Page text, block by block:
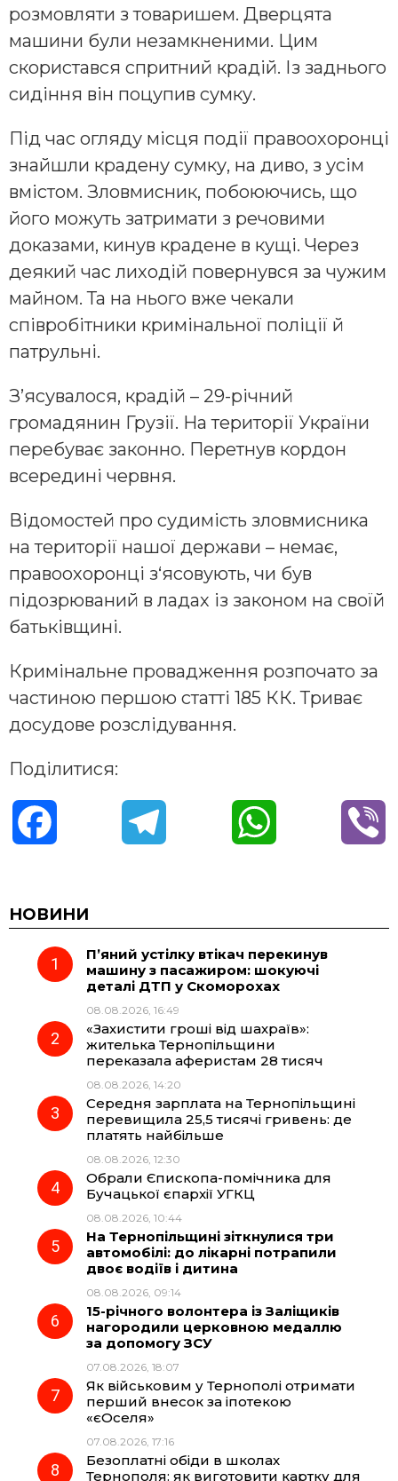
розмовляти з товаришем. Дверцята
машини були незамкненими. Цим
скористався спритний крадій. Із заднього
сидіння він поцупив сумку.
Під час огляду місця події правоохоронці
знайшли крадену сумку, на диво, з усім
вмістом. Зловмисник, побоюючись, що
його можуть затримати з речовими
доказами, кинув крадене в кущі. Через
деякий час лиходій повернувся за чужим
майном. Та на нього вже чекали
співробітники кримінальної поліції й
патрульні.
З’ясувалося, крадій – 29-річний
громадянин Грузії. На території України
перебуває законно. Перетнув кордон
всередині червня.
Відомостей про судимість зловмисника
на території нашої держави – немає,
правоохоронці з‘ясовують, чи був
підозрюваний в ладах із законом на своїй
батьківщині.
Кримінальне провадження розпочато за
частиною першою статті 185 КК. Триває
досудове розслідування.
Поділитися:
c
e
o
k
e
g
r
a
m
t
НОВИНИ
П’яний устілку втікач перекинув
машину з пасажиром: шокуючі
деталі ДТП у Скоморохах
08.08.2026, 16:49
«Захистити гроші від шахраїв»:
жителька Тернопільщини
переказала аферистам 28 тисяч
08.08.2026, 14:20
Середня зарплата на Тернопільщині
перевищила 25,5 тисячі гривень: де
платять найбільше
08.08.2026, 12:30
Обрали Єпископа-помічника для
Бучацької єпархії УГКЦ
08.08.2026, 10:44
На Тернопільщині зіткнулися три
автомобілі: до лікарні потрапили
двоє водіїв і дитина
08.08.2026, 09:14
15-річного волонтера із Заліщиків
нагородили церковною медаллю
за допомогу ЗСУ
07.08.2026, 18:07
Як військовим у Тернополі отримати
перший внесок за іпотекою
«єОселя»
07.08.2026, 17:16
Безоплатні обіди в школах
Тернополя: як виготовити картку для